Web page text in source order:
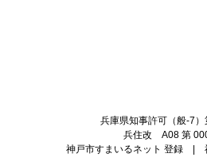
兵庫県知事許可（般-7
兵住改 A08 第
神戸市すまいるネット 登録 |